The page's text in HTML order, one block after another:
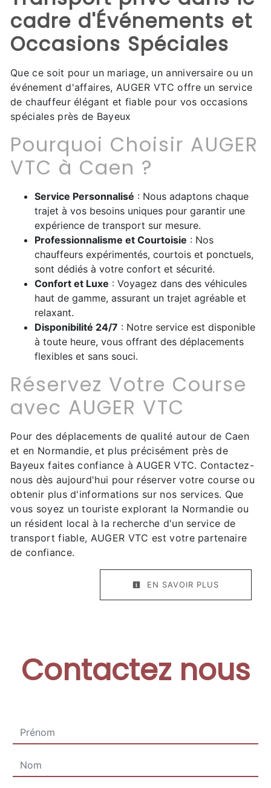
cadre d'Événements et
Occasions Spéciales
Que ce soit pour un mariage, un anniversaire ou un
événement d'affaires, AUGER VTC offre un service
de chauffeur élégant et fiable pour vos occasions
spéciales près de Bayeux
Pourquoi Choisir AUGER
VTC à Caen ?
Service Personnalisé : Nous adaptons chaque
trajet à vos besoins uniques pour garantir une
expérience de transport sur mesure.
Professionnalisme et Courtoisie : Nos
chauffeurs expérimentés, courtois et ponctuels,
sont dédiés à votre confort et sécurité.
Confort et Luxe : Voyagez dans des véhicules
haut de gamme, assurant un trajet agréable et
relaxant.
Disponibilité 24/7 : Notre service est disponible
à toute heure, vous offrant des déplacements
flexibles et sans souci.
Réservez Votre Course
avec AUGER VTC
Pour des déplacements de qualité autour de Caen
et en Normandie, et plus précisément près de
Bayeux faites confiance à AUGER VTC. Contactez-
nous dès aujourd'hui pour réserver votre course ou
obtenir plus d'informations sur nos services. Que
vous soyez un touriste explorant la Normandie ou
un résident local à la recherche d'un service de
transport fiable, AUGER VTC est votre partenaire
de confiance.
EN SAVOIR PLUS
Contactez nous